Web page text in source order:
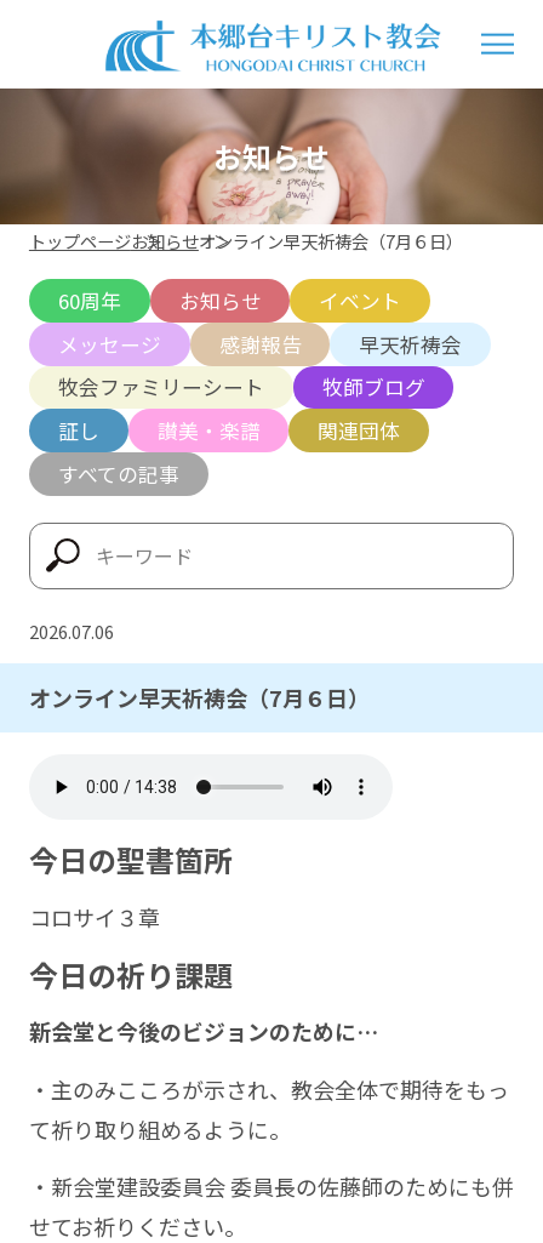
お知らせ
トップページお知らせオンライン早天祈祷会（7月６日）
60周年 お知らせ
イベント
メッセージ
感謝報告
早天祈祷会
牧会ファミリーシート
牧師ブログ
証し
讃美・楽譜
関連団体
すべての記事
2026.07.06
オンライン早天祈祷会（7月６日）
今日の聖書箇所
コロサイ３章
今日の祈り課題
新会堂と今後のビジョンのために…
・主のみこころが示され、教会全体で期待をもっ
て祈り取り組めるように。
・新会堂建設委員会 委員長の佐藤師のためにも併
せてお祈りください。